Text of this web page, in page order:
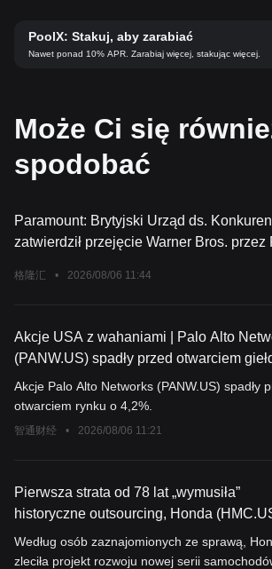
PoolX: Stakuj, aby zarabiać
Nawet ponad 10% APR. Zarabiaj więcej, stakując więcej.
Może Ci się
spodobać
Paramount: Brytyjski Urząd ds.
zatwierdził przejęcie Warner Bros. przez
格隆汇 • 2026/08/06 11:44
Akcje USA z wahaniami | Palo Alto
(PANW.US) spadły przed otwarciem
4%, produkty sprzedawane w Chinach
poddane kontroli cyberbezpieczeństwa
Akcje Palo Alto Networks (PANW.US) spadły
otwarciem rynku o 4,2%.
智通财经 • 2026/08/06 11:21
Pierwsza strata od 78 lat „wymusiła”
historyczne outsourcing, Honda
współpracuje z Tata Technologies przy
nowych samochodach, wdrażając
Według osób zaznajomionych ze sprawą,
zleciła projekt rozwoju nowej serii